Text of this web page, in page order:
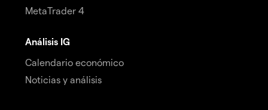
MetaTrader 4
Análisis IG
Calendario económico
Noticias y análisis